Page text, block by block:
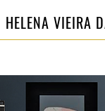
HELENA VIEIRA